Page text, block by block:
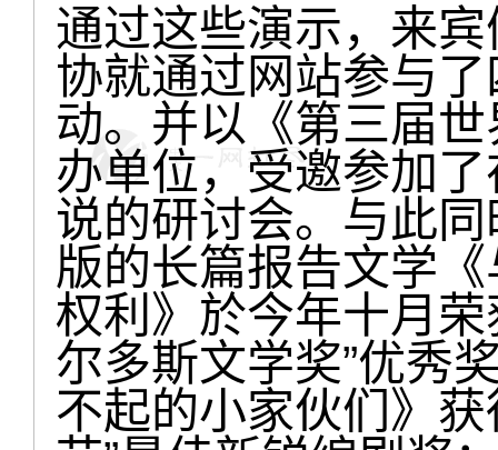
通过这些演示，来
协就通过网站参与
动。并以《第三届
办单位，受邀参加
说的研讨会。与此
版的长篇报告文学
权利》於今年十月
尔多斯文学奖”优秀
不起的小家伙们》